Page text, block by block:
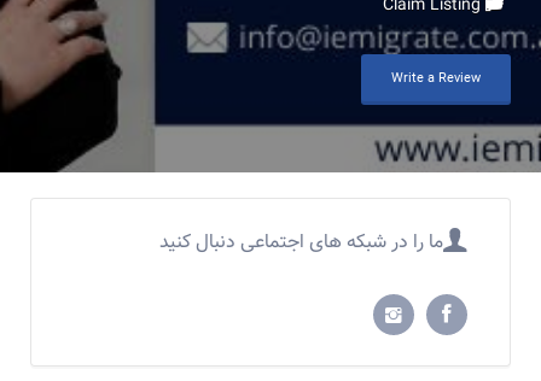
Write a Review
ما را در شبکه های اجتماعی دنبال کنید